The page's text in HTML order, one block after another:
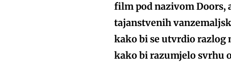
film pod nazivom
tajanstvenih
kako bi se utvrdio razlog
kako bi razumjelo svrhu